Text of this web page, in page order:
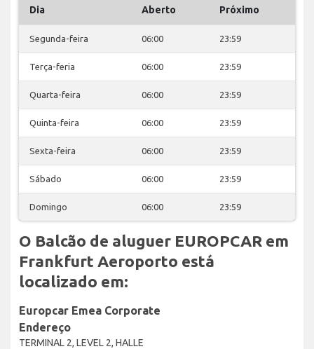
Dia Aberto Próximo
Segunda-feira 06:00 23:59
Terça-feria 06:00 23:59
Quarta-feira 06:00 23:59
Quinta-feira 06:00 23:59
Sexta-feira 06:00 23:59
Sábado 06:00 23:59
Domingo 06:00 23:59
O Balcão de aluguer EUROPCAR em
Frankfurt Aeroporto está
localizado em:
Europcar Emea Corporate
Endereço
TERMINAL 2, LEVEL 2, HALLE